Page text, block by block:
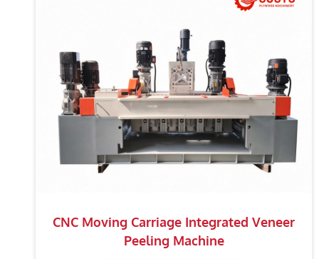
CNC Moving Carriage Integrated Veneer
Peeling Machine